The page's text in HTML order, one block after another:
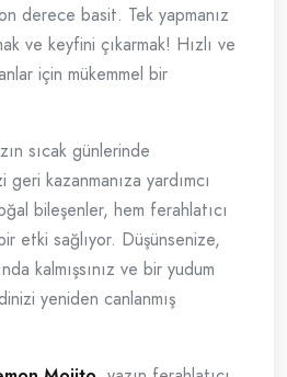
derece basit. Tek yapmanız
ve keyfini çıkarmak! Hızlı ve
için mükemmel bir
sıcak günlerinde
kazanmanıza yardımcı
bileşenler, hem ferahlatıcı
etki sağlıyor. Düşünsenize,
kalmışsınız ve bir yudum
yeniden canlanmış